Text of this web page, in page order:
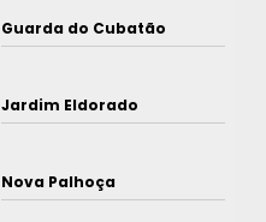
Guarda do Cubatão
Jardim Eldorado
Nova Palhoça